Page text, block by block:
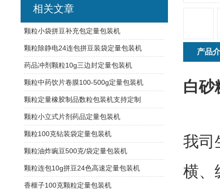
产品
白砂
我司
横、
相关文章
颗粒小袋拼豆补充包定量包装机
颗粒除静电24连包拼豆装袋定量包装机
药品冲剂颗粒10g三边封定量包装机
颗粒中药饮片卷膜100-500g定量包装机
颗粒定量橡胶制品数粒包装机支持定制
颗粒小立式片剂药品定量包装机
颗粒100克钻装袋定量包装机
颗粒油炸豌豆500克/袋定量包装机
颗粒连包10g拼豆24色高速定量包装机
香榧子100克颗粒定量包装机